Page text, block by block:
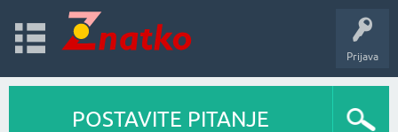
Prijava
POSTAVITE PITANJE